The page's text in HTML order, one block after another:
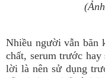
Nhiều người vẫn băn
chất, serum trước
lời là nên sử dụng